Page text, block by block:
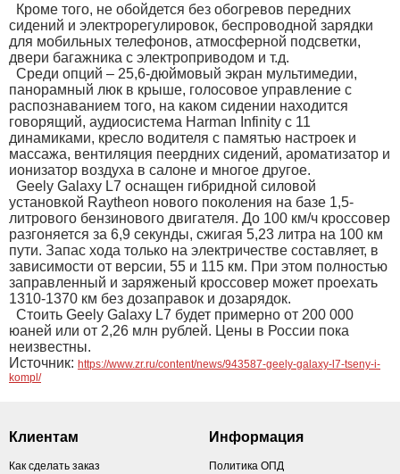
Кроме того, не обойдется без обогревов передних
сидений и электрорегулировок, беспроводной зарядки
для мобильных телефонов, атмосферной подсветки,
двери багажника с электроприводом и т.д.
Среди опций – 25,6-дюймовый экран мультимедии,
панорамный люк в крыше, голосовое управление с
распознаванием того, на каком сидении находится
говорящий, аудиосистема Harman Infinity с 11
динамиками, кресло водителя с памятью настроек и
массажа, вентиляция пеердних сидений, ароматизатор и
ионизатор воздуха в салоне и многое другое.
Geely Galaxy L7 оснащен гибридной силовой
установкой Raytheon нового поколения на базе 1,5-
литрового бензинового двигателя. До 100 км/ч кроссовер
разгоняется за 6,9 секунды, сжигая 5,23 литра на 100 км
пути. Запас хода только на электричестве составляет, в
зависимости от версии, 55 и 115 км. При этом полностью
заправленный и заряженый кроссовер может проехать
1310-1370 км без дозаправок и дозарядок.
Стоить Geely Galaxy L7 будет примерно от 200 000
юаней или от 2,26 млн рублей. Цены в России пока
неизвестны.
Источник: https://www.zr.ru/content/news/943587-geely-galaxy-l7-tseny-i-
kompl/
Клиентам
Как сделать заказ
Информация
Политика ОПД